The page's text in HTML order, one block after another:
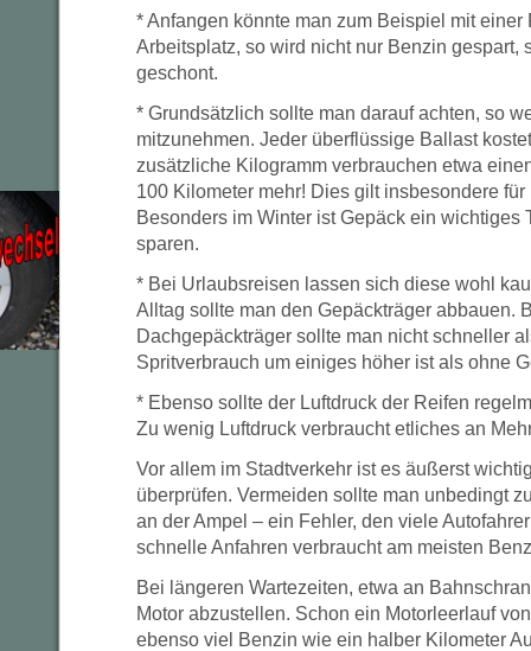
* Anfangen könnte man zum Beispiel mit
Arbeitsplatz, so wird nicht nur Benzin gespart,
geschont.
* Grundsätzlich sollte man darauf achten, so
mitzunehmen. Jeder überflüssige Ballast
zusätzliche Kilogramm verbrauchen etwa
100 Kilometer mehr! Dies gilt insbesondere
Besonders im Winter ist Gepäck ein wichtiges
sparen.
* Bei Urlaubsreisen lassen sich diese wohl
Alltag sollte man den Gepäckträger abbauen.
Dachgepäckträger sollte man nicht schneller
Spritverbrauch um einiges höher ist als ohne
* Ebenso sollte der Luftdruck der Reifen
Zu wenig Luftdruck verbraucht etliches an
Vor allem im Stadtverkehr ist es äußerst
überprüfen. Vermeiden sollte man unbedingt
an der Ampel – ein Fehler, den viele
schnelle Anfahren verbraucht am meisten
Bei längeren Wartezeiten, etwa an
Motor abzustellen. Schon ein Motorleerlauf
ebenso viel Benzin wie ein halber Kilometer